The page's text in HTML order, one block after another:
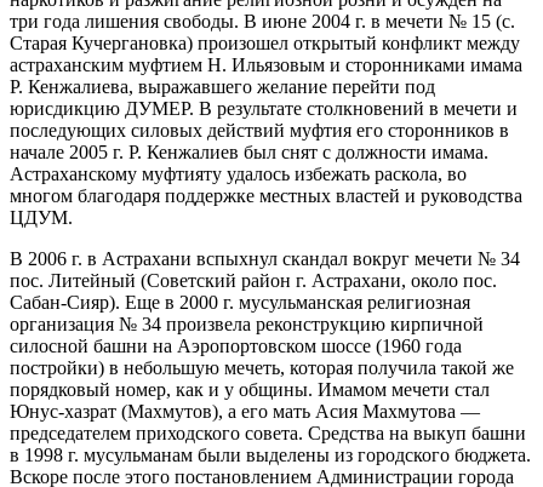
три года лишения свободы. В июне 2004 г. в мечети № 15 (с.
Старая Кучергановка) произошел открытый конфликт между
астраханским муфтием Н. Ильязовым и сторонниками имама
Р. Кенжалиева, выражавшего желание перейти под
юрисдикцию ДУМЕР. В результате столкновений в мечети и
последующих силовых действий муфтия его сторонников в
начале 2005 г. Р. Кенжалиев был снят с должности имама.
Астраханскому муфтияту удалось избежать раскола, во
многом благодаря поддержке местных властей и руководства
ЦДУМ.
В 2006 г. в Астрахани вспыхнул скандал вокруг мечети № 34
пос. Литейный (Советский район г. Астрахани, около пос.
Сабан-Сияр). Еще в 2000 г. мусульманская религиозная
организация № 34 произвела реконструкцию кирпичной
силосной башни на Аэропортовском шоссе (1960 года
постройки) в небольшую мечеть, которая получила такой же
порядковый номер, как и у общины. Имамом мечети стал
Юнус-хазрат (Махмутов), а его мать Асия Махмутова —
председателем приходского совета. Средства на выкуп башни
в 1998 г. мусульманам были выделены из городского бюджета.
Вскоре после этого постановлением Администрации города